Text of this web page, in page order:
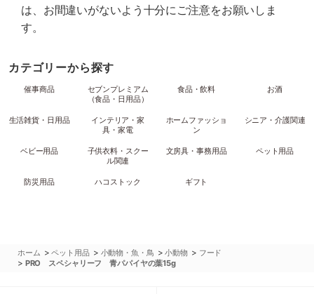
は、お間違いがないよう十分にご注意をお願いしま
す。
カテゴリーから探す
催事商品
セブンプレミアム
（食品・日用品）
食品・飲料 お酒
生活雑貨・日用品
インテリア・家
具・家電
ホームファッショ
ン
シニア・介護関連
ベビー用品
子供衣料・スクー
ル関連
文房具・事務用品 ペット用品
防災用品 ハコストック ギフト
ホーム >ペット用品 > 小動物・魚・鳥 >小動物 > フード
> PRO スペシャリーフ 青パパイヤの葉15g